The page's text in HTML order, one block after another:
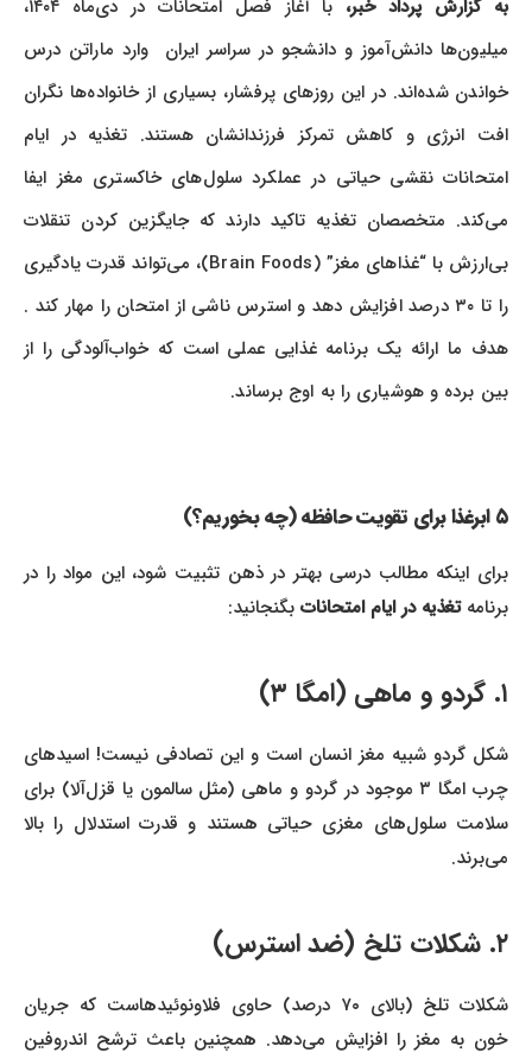
به گزارش پرداد خبر،
با آغاز فصل امتحانات در دی‌ماه ۱۴۰۴،
میلیون‌ها دانش‌آموز و دانشجو در سراسر ایران وارد ماراتن درس
خواندن شده‌اند. در این روزهای پرفشار، بسیاری از خانواده‌ها نگران
افت انرژی و کاهش تمرکز فرزندانشان هستند. تغذیه در ایام
امتحانات نقشی حیاتی در عملکرد سلول‌های خاکستری مغز ایفا
می‌کند. متخصصان تغذیه تاکید دارند که جایگزین کردن تنقلات
بی‌ارزش با “غذاهای مغز” (Brain Foods)، می‌تواند قدرت یادگیری
را تا ۳۰ درصد افزایش دهد و استرس ناشی از امتحان را مهار کند .
هدف ما ارائه یک برنامه غذایی عملی است که خواب‌آلودگی را از
بین برده و هوشیاری را به اوج برساند.
برای اینکه مطالب درسی بهتر در ذهن تثبیت شود، این مواد را در
برنامهتغذیه در ایام امتحاناتبگنجانید:
شکل گردو شبیه مغز انسان است و این تصادفی نیست! اسیدهای
چرب امگا ۳ موجود در گردو و ماهی (مثل سالمون یا قزل‌آلا) برای
سلامت سلول‌های مغزی حیاتی هستند و قدرت استدلال را بالا
می‌برند.
شکلات تلخ (بالای ۷۰ درصد) حاوی فلاونوئیدهاست که جریان
خون به مغز را افزایش می‌دهد. همچنین باعث ترشح اندروفین